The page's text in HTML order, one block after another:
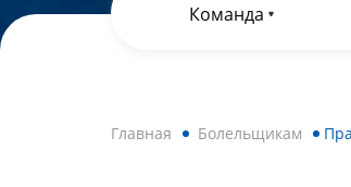
Команда
Главная Болельщикам